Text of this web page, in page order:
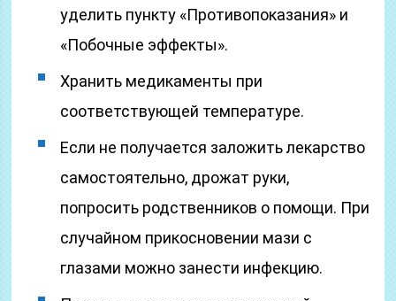
уделить пункту «Противопоказания» и
«Побочные эффекты».
Хранить медикаменты при
соответствующей температуре.
Если не получается заложить лекарство
самостоятельно, дрожат руки,
попросить родственников о помощи. При
случайном прикосновении мази с
глазами можно занести инфекцию.